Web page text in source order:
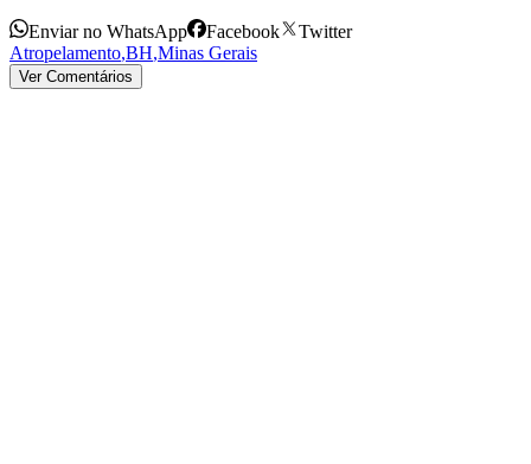
Enviar no WhatsApp Facebook
Twitter
Atropelamento,BH,Minas Gerais
Ver Comentários